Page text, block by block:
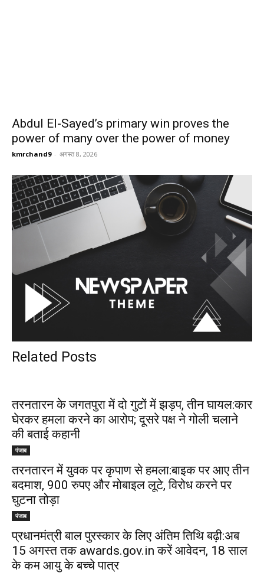
Abdul El-Sayed’s primary win proves the
power of many over the power of money
kmrchand9 - अगस्त 8, 2026
Related Posts
तरनतारन के जगतपुरा में दो गुटों में झड़प, तीन घायल:कार
घेरकर हमला करने का आरोप; दूसरे पक्ष ने गोली चलाने
की बताई कहानी
पंजाब
तरनतारन में युवक पर कृपाण से हमला:बाइक पर आए तीन
बदमाश, 900 रुपए और मोबाइल लूटे, विरोध करने पर
घुटना तोड़ा
पंजाब
प्रधानमंत्री बाल पुरस्कार के लिए अंतिम तिथि बढ़ी:अब
15 अगस्त तक awards.gov.in करें आवेदन, 18 साल
के कम आयु के बच्चे पात्र